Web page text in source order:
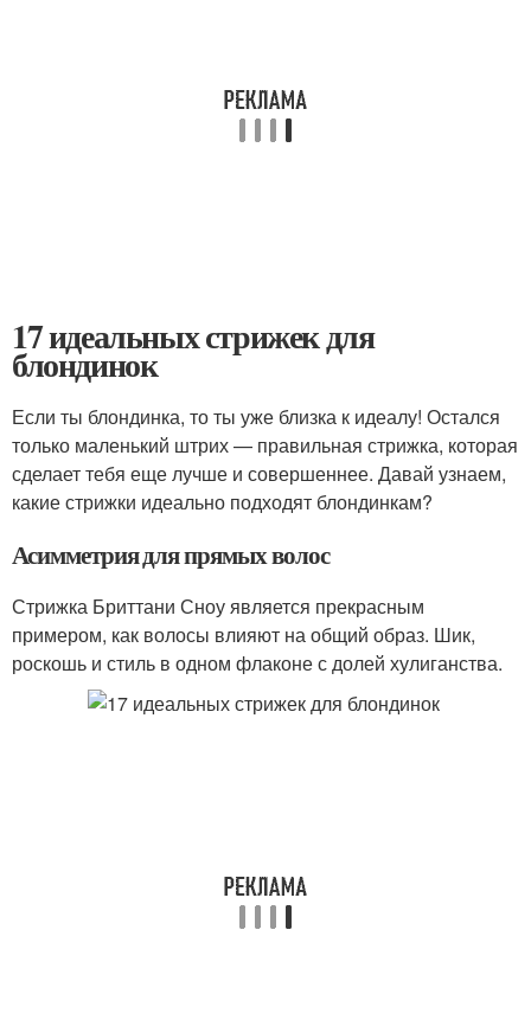
17 идеальных стрижек для
блондинок
Если ты блондинка, то ты уже близка к идеалу! Остался
только маленький штрих — правильная стрижка, которая
сделает тебя еще лучше и совершеннее. Давай узнаем,
какие стрижки идеально подходят блондинкам?
Асимметрия для прямых волос
Стрижка Бриттани Сноу является прекрасным
примером, как волосы влияют на общий образ. Шик,
роскошь и стиль в одном флаконе с долей хулиганства.